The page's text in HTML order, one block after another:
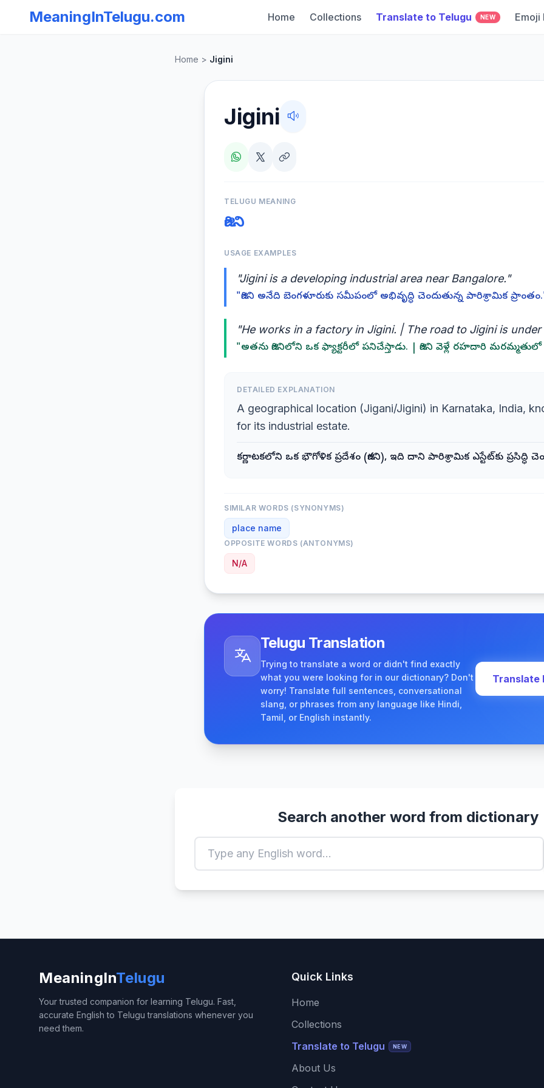
MeaningInTelugu.com Home Collections Translate to Telugu NEW Emoji
Home > Jigini
Jigini
TELUGU MEANING
జిగిని
USAGE EXAMPLES
"Jigini is a developing industrial area near Bangalore."
"జిగిని అనేది బెంగళూరుకు సమీపంలో అభివృద్ధి చెందుతున్న పారిశ్రామిక
"He works in a factory in Jigini. | The road to Jigini is under
"అతను జిగినిలోని ఒక ఫ్యాక్టరీలో పనిచేస్తాడు. | జిగిని వెళ్లే రహదారి
DETAILED EXPLANATION
A geographical location (Jigani/Jigini) in Karnataka, India,
for its industrial estate.
కర్ణాటకలోని ఒక భౌగోళిక ప్రదేశం (జిగని), ఇది దాని పారిశ్రామిక ఎస్టేట్‌కు ప్రసిద్ధి
SIMILAR WORDS (SYNONYMS)
place name
OPPOSITE WORDS (ANTONYMS)
N/A
Telugu Translation
Trying to translate a word or didn't find exactly
what you were looking for in our dictionary? Don't
worry! Translate full sentences, conversational
slang, or phrases from any language like Hindi,
Tamil, or English instantly.
Translate
Search another word from dictionary
MeaningInTelugu
Your trusted companion for learning Telugu. Fast,
accurate English to Telugu translations whenever you
need them.
Quick Links
Home
Collections
Translate to Telugu
NEW
About Us